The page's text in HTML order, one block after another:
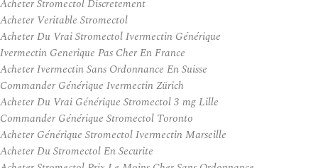
Acheter Stromectol Discretement
Acheter Veritable Stromectol
Acheter Du Vrai Stromectol Ivermectin Générique
Ivermectin Generique Pas Cher En France
Acheter Ivermectin Sans Ordonnance En Suisse
Commander Générique Ivermectin Zürich
Acheter Du Vrai Générique Stromectol 3 mg Lille
Commander Générique Stromectol Toronto
Acheter Générique Stromectol Ivermectin Marseille
Acheter Du Stromectol En Securite